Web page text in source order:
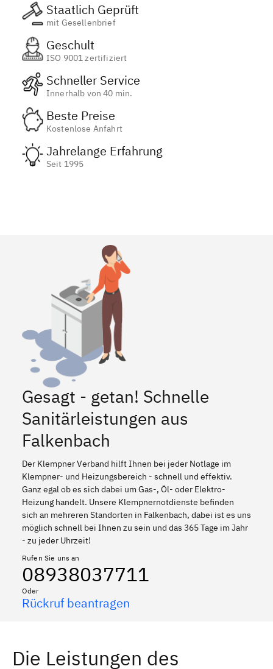
Staatlich Geprüft
mit Gesellenbrief
Geschult
ISO 9001 zertifiziert
Schneller Service
Innerhalb von 40 min.
Beste Preise
Kostenlose Anfahrt
Jahrelange Erfahrung
Seit 1995
Gesagt - getan! Schnelle
Sanitärleistungen aus
Falkenbach
Der Klempner Verband hilft Ihnen bei jeder Notlage im
Klempner- und Heizungsbereich - schnell und effektiv.
Ganz egal ob es sich dabei um Gas-, Öl- oder Elektro-
Heizung handelt. Unsere Klempnernotdienste befinden
sich an mehreren Standorten in Falkenbach, dabei ist es uns
möglich schnell bei Ihnen zu sein und das 365 Tage im Jahr
- zu jeder Uhrzeit!
Rufen Sie uns an
08938037711
Oder
Rückruf beantragen
Die Leistungen des